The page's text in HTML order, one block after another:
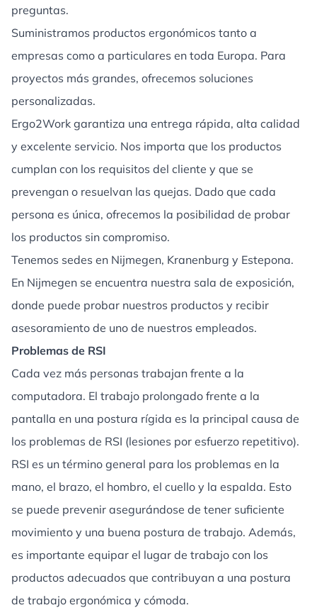
preguntas.
Suministramos productos ergonómicos tanto a
empresas como a particulares en toda Europa. Para
proyectos más grandes, ofrecemos soluciones
personalizadas.
Ergo2Work garantiza una entrega rápida, alta calidad
y excelente servicio. Nos importa que los productos
cumplan con los requisitos del cliente y que se
prevengan o resuelvan las quejas. Dado que cada
persona es única, ofrecemos la posibilidad de probar
los productos sin compromiso.
Tenemos sedes en Nijmegen, Kranenburg y Estepona.
En Nijmegen se encuentra nuestra sala de exposición,
donde puede probar nuestros productos y recibir
asesoramiento de uno de nuestros empleados.
Problemas de RSI
Cada vez más personas trabajan frente a la
computadora. El trabajo prolongado frente a la
pantalla en una postura rígida es la principal causa de
los problemas de RSI (lesiones por esfuerzo repetitivo).
RSI es un término general para los problemas en la
mano, el brazo, el hombro, el cuello y la espalda. Esto
se puede prevenir asegurándose de tener suficiente
movimiento y una buena postura de trabajo. Además,
es importante equipar el lugar de trabajo con los
productos adecuados que contribuyan a una postura
de trabajo ergonómica y cómoda.